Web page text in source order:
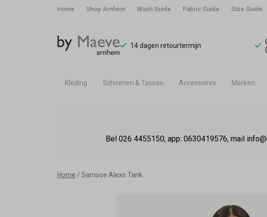
Home Shop Arnhem Wash Guide Fabric Guide Size Guide
14 dagen retourtermijn
Kleding Schoenen & Tassen Accessoires Merken
Bel 026 4455150, app: 0630419576, mail
Home Samsoe Alexo Tank